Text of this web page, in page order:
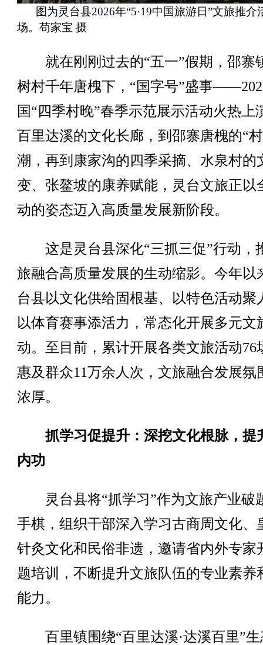
图为灵台县2026年“5·19中国旅游日”文旅推介
场。苟家宝 摄
就在刚刚过去的“五一”假期，邵寨
树村千年唐槐下，“国字号”盛事
国“四季村晚”春季示范展示活动火热上
百里达溪的文化长廊，到邵寨唐槐的“
潮，再到康家沟的四季采摘、水泉村的
变、张鳌坡的康养赋能，灵台文旅正以
动的姿态迈入高质量发展新阶段。
这是灵台县深化“三抓三促”行动，
旅融合高质量发展的生动缩影。今年以
台县以文化供给固根基、以特色活动聚
以体育赛事添活力，常态化开展多元文
动。至目前，累计开展各类文旅活动76
惠及群众11万余人次，文旅融合发展氛
浓厚。
抓学习促提升：深挖文化根脉，提
内功
灵台县将“抓学习”作为文旅产业破
手棋，组织干部深入学习古商周文化、
针灸文化和民俗非遗，邀请省内外专家
题培训，不断提升文旅队伍的专业素养
能力。
百里镇围绕“百里达溪·达溪百里”生